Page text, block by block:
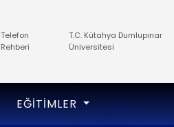
Telefon
Rehberi
T.C. Kütahya Dumlupınar
Üniversitesi
EĞITIMLER